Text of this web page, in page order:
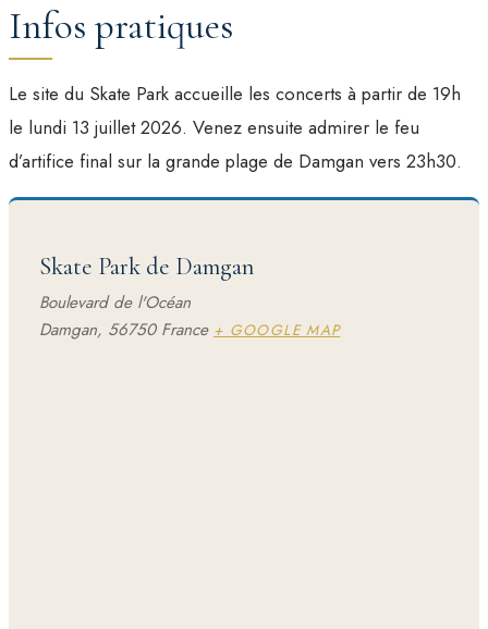
Infos pratiques
Le site du Skate Park accueille les concerts à partir de 19h
le lundi 13 juillet 2026. Venez ensuite admirer le feu
d’artifice final sur la grande plage de Damgan vers 23h30.
Skate Park de Damgan
Boulevard de l'Océan
Damgan, 56750 France + GOOGLE MAP